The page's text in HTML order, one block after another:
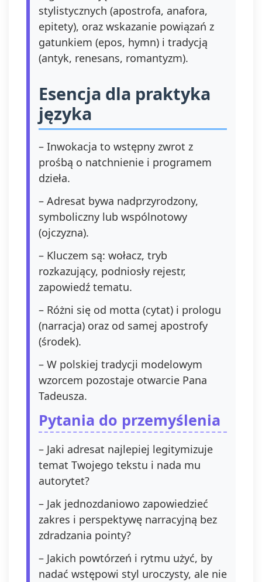
stylistycznych (apostrofa, anafora,
epitety), oraz wskazanie powiązań z
gatunkiem (epos, hymn) i tradycją
(antyk, renesans, romantyzm).
Esencja dla praktyka
języka
– Inwokacja to wstępny zwrot z
prośbą o natchnienie i programem
dzieła.
– Adresat bywa nadprzyrodzony,
symboliczny lub wspólnotowy
(ojczyzna).
– Kluczem są: wołacz, tryb
rozkazujący, podniosły rejestr,
zapowiedź tematu.
– Różni się od motta (cytat) i prologu
(narracja) oraz od samej apostrofy
(środek).
– W polskiej tradycji modelowym
wzorcem pozostaje otwarcie Pana
Tadeusza.
Pytania do przemyślenia
– Jaki adresat najlepiej legitymizuje
temat Twojego tekstu i nada mu
autorytet?
– Jak jednozdaniowo zapowiedzieć
zakres i perspektywę narracyjną bez
zdradzania pointy?
– Jakich powtórzeń i rytmu użyć, by
nadać wstępowi styl uroczysty, ale nie